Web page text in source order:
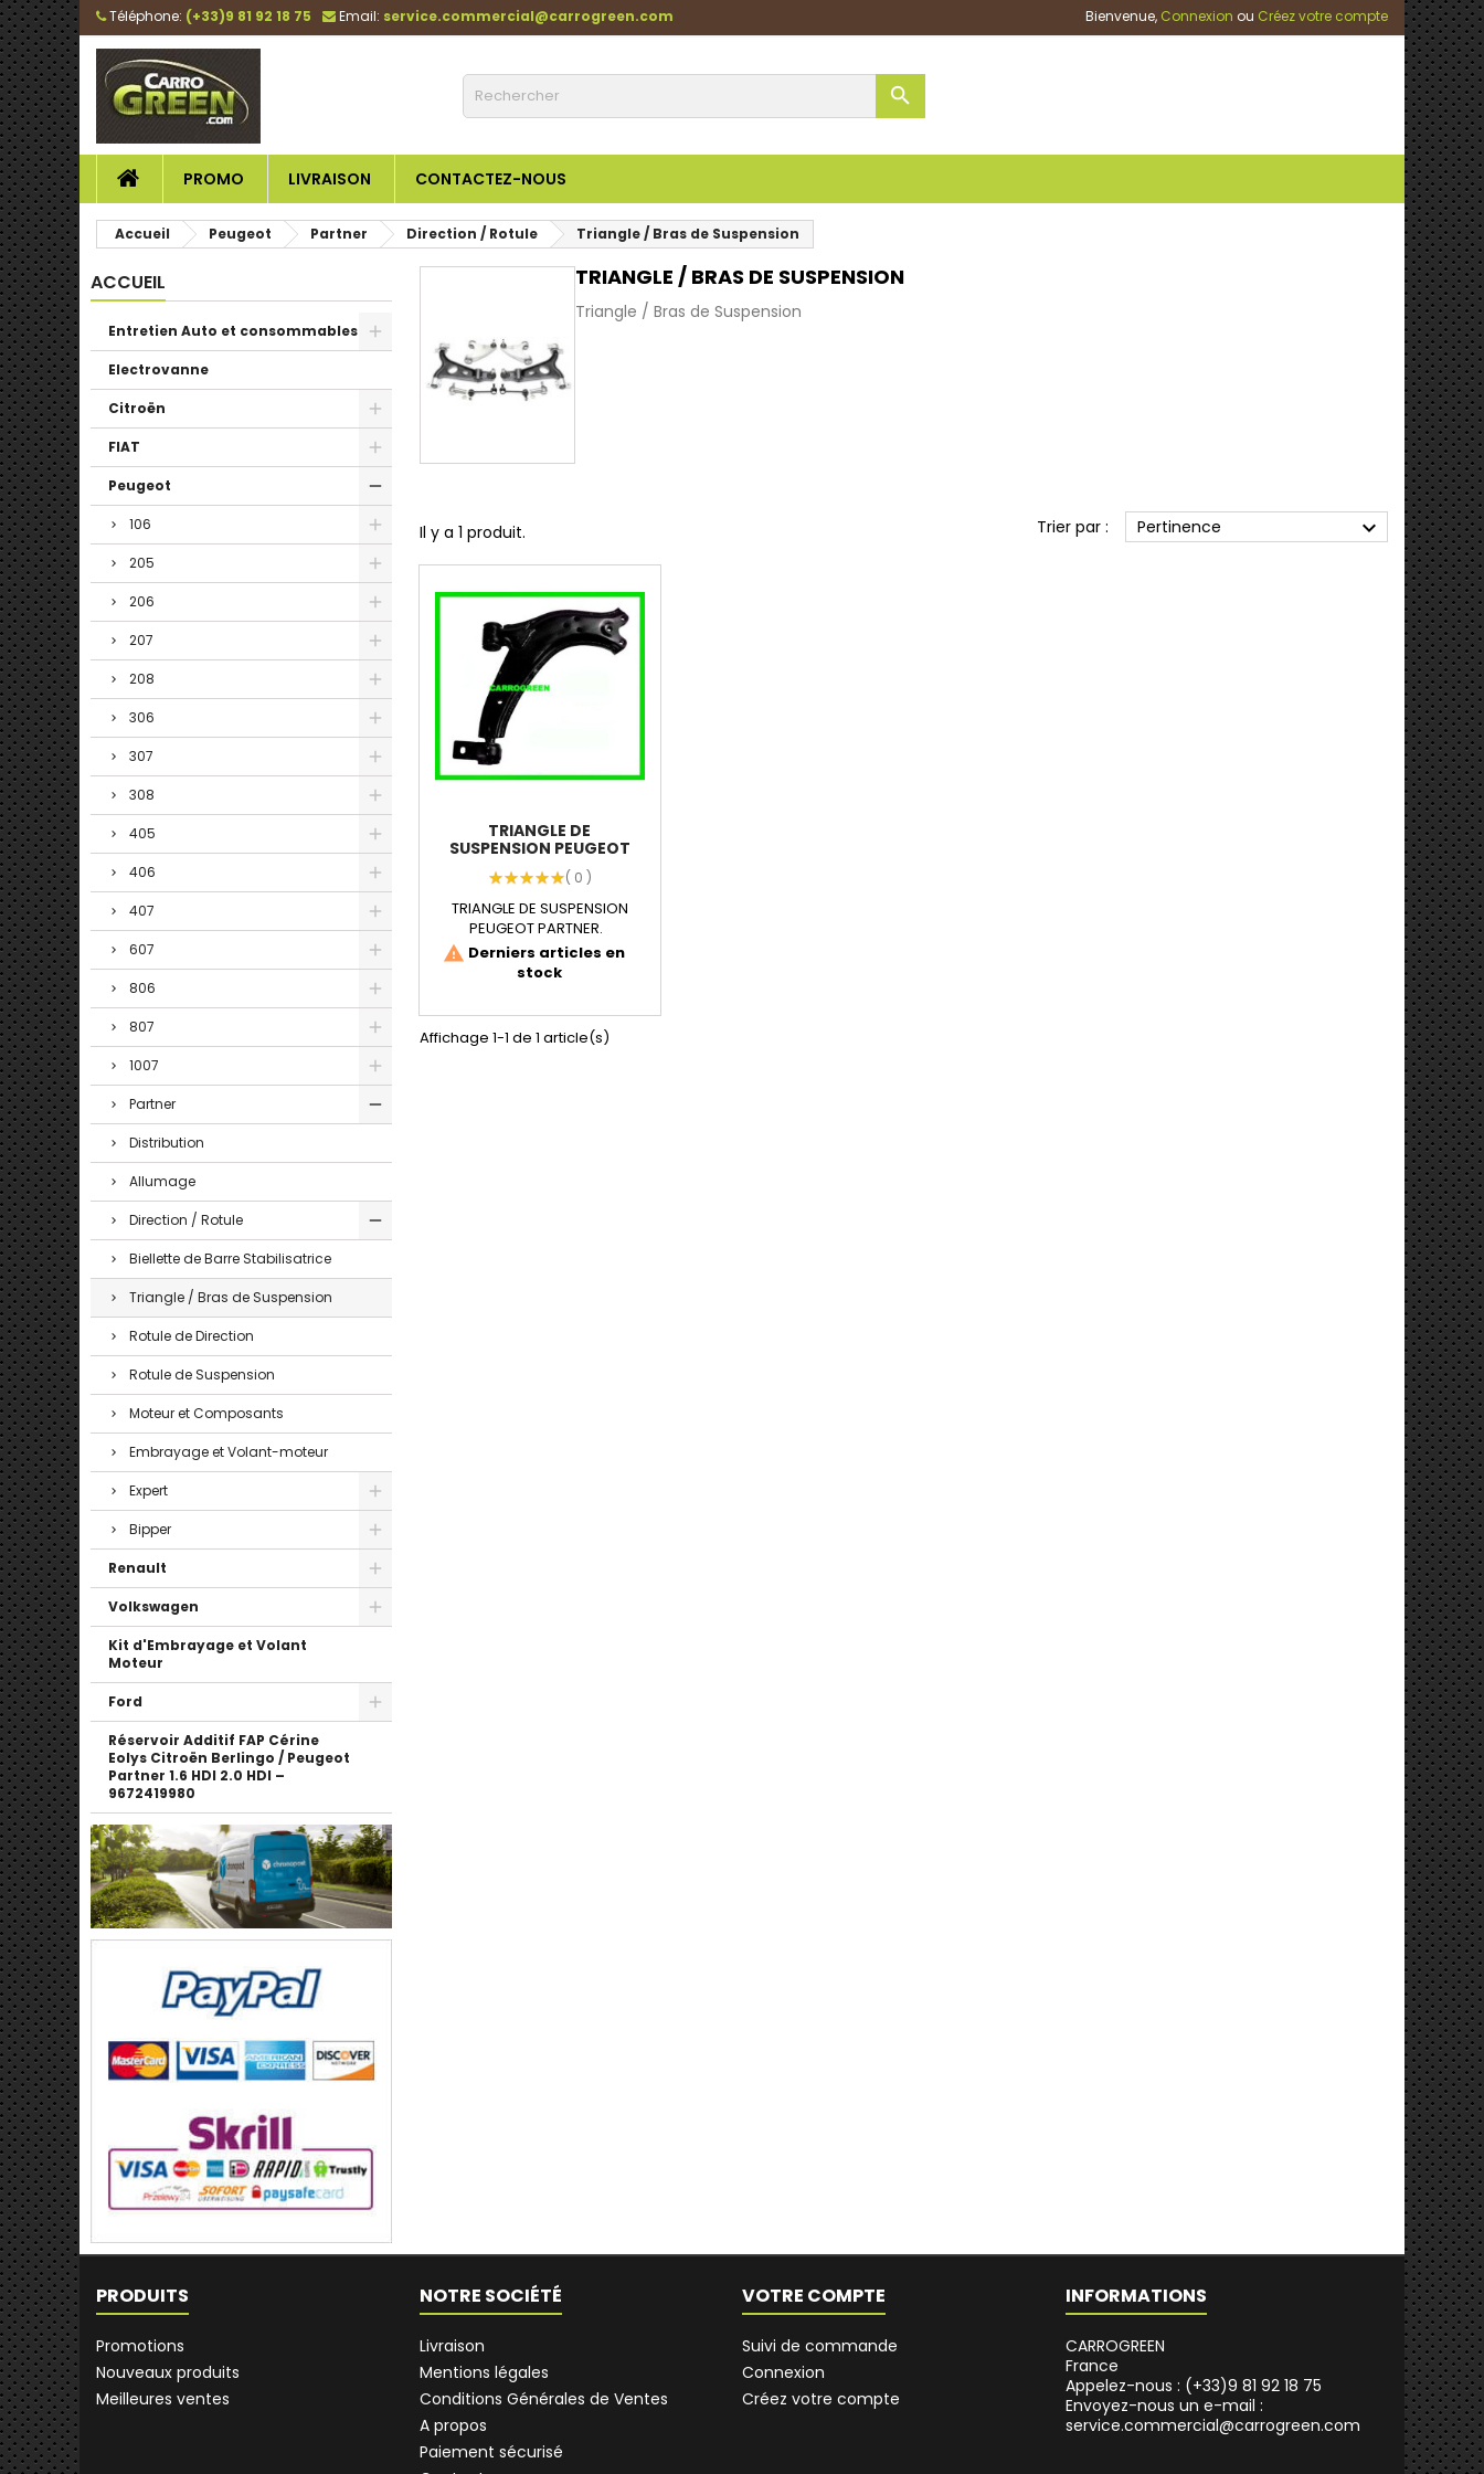
Téléphone: (+33)9 81 92 18 75 Email: service.commercial@carrogreen.com Bienvenue, Connexion ou Créez votre compte

PROMO LIVRAISON CONTACTEZ-NOUS
Accueil Peugeot Partner Direction / Rotule Triangle / Bras de Suspension
ACCUEIL
Entretien Auto et consommables
Electrovanne
Citroën
FIAT
Peugeot
106
205
206
207
208
306
307
308
405
406
407
607
806
807
1007
Partner
Distribution
Allumage
Direction / Rotule
Biellette de Barre Stabilisatrice
Triangle / Bras de Suspension
Rotule de Direction
Rotule de Suspension
Moteur et Composants
Embrayage et Volant-moteur
Expert
Bipper
Renault
Volkswagen
Kit d'Embrayage et Volant
Moteur
Ford
Réservoir Additif FAP Cérine
Eolys Citroën Berlingo / Peugeot
Partner 1.6 HDI 2.0 HDI –
9672419980
TRIANGLE / BRAS DE SUSPENSION
Triangle / Bras de Suspension
Il y a 1 produit. Trier par : Pertinence expand_more
Aperçu rapide
TRIANGLE DE
SUSPENSION PEUGEOT
PARTNER :...
( 0 )
TRIANGLE DE SUSPENSION
PEUGEOT PARTNER.
CARACTÉRISTIQUES : -
Côté...
warning Derniers articles en
stock
Affichage 1-1 de 1 article(s)
PRODUITS
Promotions
Nouveaux produits
Meilleures ventes
NOTRE SOCIÉTÉ
Livraison
Mentions légales
Conditions Générales de Ventes
A propos
Paiement sécurisé
VOTRE COMPTE
Suivi de commande
Connexion
Créez votre compte
INFORMATIONS
CARROGREEN
France
Appelez-nous : (+33)9 81 92 18 75
Envoyez-nous un e-mail :
service.commercial@carrogreen.com